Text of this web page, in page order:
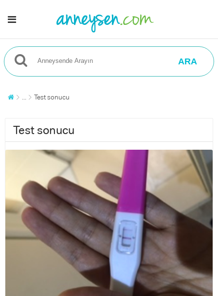
ARA
... Test sonucu
Test sonucu